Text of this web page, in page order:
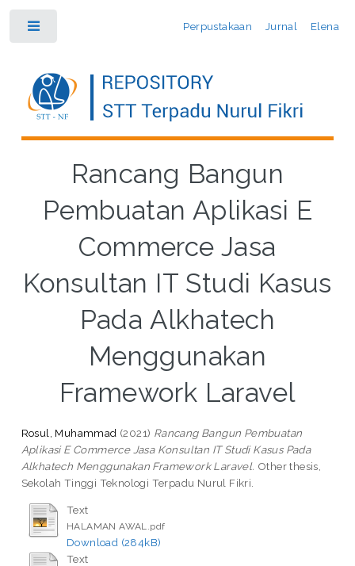
Perpustakaan Jurnal Elena
Rancang Bangun
Pembuatan Aplikasi E
Commerce Jasa
Konsultan IT Studi Kasus
Pada Alkhatech
Menggunakan
Framework Laravel
Rosul, Muhammad (2021) Rancang Bangun Pembuatan
Aplikasi E Commerce Jasa Konsultan IT Studi Kasus Pada
Alkhatech Menggunakan Framework Laravel. Other thesis,
Sekolah Tinggi Teknologi Terpadu Nurul Fikri.
Text
HALAMAN AWAL.pdf
Download (284kB)
Text